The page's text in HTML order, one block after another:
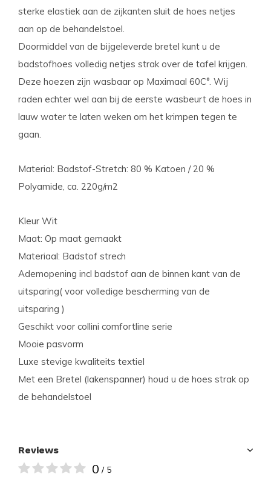
sterke elastiek aan de zijkanten sluit de hoes netjes
aan op de behandelstoel.
Doormiddel van de bijgeleverde bretel kunt u de
badstofhoes volledig netjes strak over de tafel krijgen.
Deze hoezen zijn wasbaar op Maximaal 60C°. Wij
raden echter wel aan bij de eerste wasbeurt de hoes in
lauw water te laten weken om het krimpen tegen te
gaan.
Material: Badstof-Stretch: 80 % Katoen / 20 %
Polyamide, ca. 220g/m2
Kleur Wit
Maat: Op maat gemaakt
Materiaal: Badstof strech
Ademopening incl badstof aan de binnen kant van de
uitsparing( voor volledige bescherming van de
uitsparing )
Geschikt voor collini comfortline serie
Mooie pasvorm
Luxe stevige kwaliteits textiel
Met een Bretel (lakenspanner) houd u de hoes strak op
de behandelstoel
Reviews
0 / 5